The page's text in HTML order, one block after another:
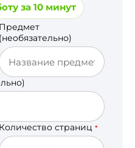
за 10 минут
Предмет
(необязательно)
Количество страниц *